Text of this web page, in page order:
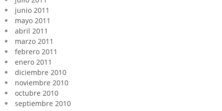
junio 2011
mayo 2011
abril 2011
marzo 2011
febrero 2011
enero 2011
diciembre 2010
noviembre 2010
octubre 2010
septiembre 2010